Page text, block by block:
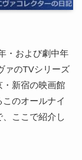
・および劇中年
ァのTVシリーズ
・新宿の映画館
のオールナイ
ここで紹介し